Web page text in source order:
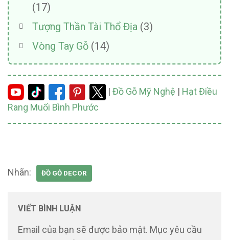
(17)
Tượng Thần Tài Thổ Địa(3)
Vòng Tay Gỗ(14)
| Đồ Gỗ Mỹ Nghệ | Hạt Điều
Rang Muối Bình Phước
Nhãn: ĐỒ GỖ DECOR
VIẾT BÌNH LUẬN
Email của bạn sẽ được bảo mật. Mục yêu cầu